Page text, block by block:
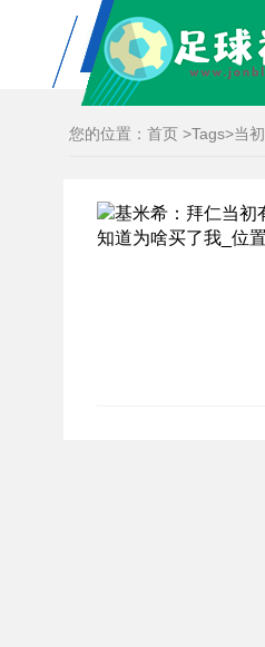
您的位置： 首页 >Tags>当初